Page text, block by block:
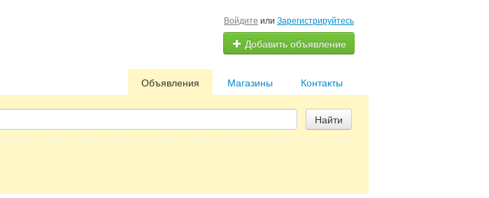
Войдите или Зарегистрируйтесь
Добавить объявление
Контакты
Магазины
Объявления
Найти